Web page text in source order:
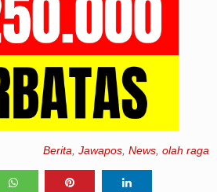
Berita Jawapos News olah raga